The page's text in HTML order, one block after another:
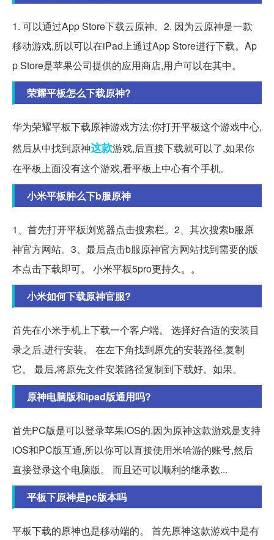
1. 可以通过App Store下载云原神。2. 因为云原神是一款
移动游戏,所以可以在iPad上通过App Store进行下载。Ap
p Store是苹果公司提供的应用商店,用户可以在其中。
荣耀平板怎么下载原神?
华为荣耀平板下载原神游戏方法:你打开平板这个游戏中心,
然后从中找到原神这款游戏,后直接下载就可以了,如果你
在平板上面没有这个游戏,看平板上中心有个手机。
小米平板肿么下b服原神
1、首先打开平板浏览器点击搜索栏。2、其次搜索b服原
神官方网站。3、最后点击b服原神官方网站找到需要的版
本点击下载即可。 小米平板5pro更持久。。
小米如何下载原神官服?
首先在小米手机上下载一个客户端。 选择好合适的安装目
录之后,进行安装。 在左下角找到原先的安装路径,复制
它。 最后,将原先文件安装路径复制到下载好。如果。
原神电脑版和ipad版通用吗?
首先PC版是可以登录苹果iOS的,因为原神这款游戏是支持
iOS和PC版互通,所以你可以直接使用米哈游的账号,然后
直接登录这个电脑版。 而且还可以顺利的继承数...
平板下原神是pc版本吗
平板下载的原神也是移动端的。 首先原神这款游戏中是有